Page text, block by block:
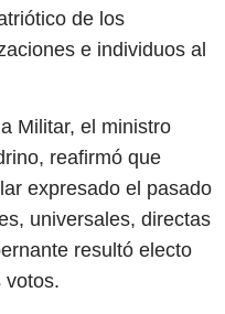
de los
e individuos al
Militar, el ministro
reafirmó que
expresado el pasado
universales, directas
resultó electo
votos.